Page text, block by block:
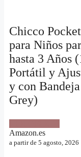
Chicco
para Niños
hasta 3 Años
Portátil y
y con
Grey)
Amazon.es
a partir de 5 agosto,